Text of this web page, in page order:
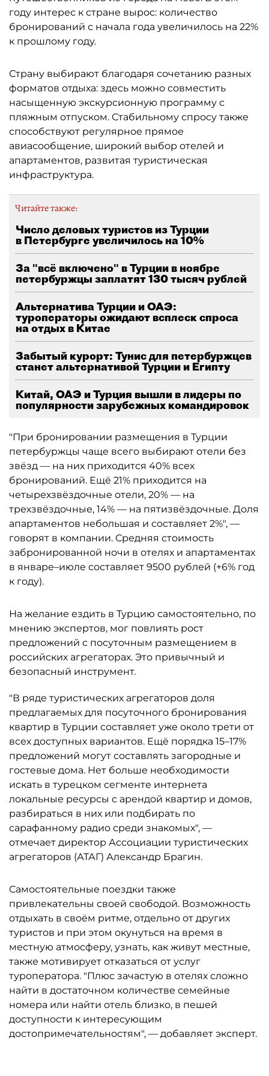
году интерес к стране вырос: количество
бронирований с начала года увеличилось на 22%
к прошлому году.
Страну выбирают благодаря сочетанию разных
форматов отдыха: здесь можно совместить
насыщенную экскурсионную программу с
пляжным отпуском. Стабильному спросу также
способствуют регулярное прямое
авиасообщение, широкий выбор отелей и
апартаментов, развитая туристическая
инфраструктура.
Читайте также:
Число деловых туристов из Турции
в Петербурге увеличилось на 10%
За "всё включено" в Турции в ноябре
петербуржцы заплатят 130 тысяч рублей
Альтернатива Турции и ОАЭ:
туроператоры ожидают всплеск спроса
на отдых в Китае
Забытый курорт: Тунис для петербуржцев
станет альтернативой Турции и Египту
Китай, ОАЭ и Турция вышли в лидеры по
популярности зарубежных командировок
"При бронировании размещения в Турции
петербуржцы чаще всего выбирают отели без
звёзд — на них приходится 40% всех
бронирований. Ещё 21% приходится на
четырехзвёздочные отели, 20% — на
трехзвёздочные, 14% — на пятизвёздочные. Доля
апартаментов небольшая и составляет 2%", —
говорят в компании. Средняя стоимость
забронированной ночи в отелях и апартаментах
в январе–июле составляет 9500 рублей (+6% год
к году).
На желание ездить в Турцию самостоятельно, по
мнению экспертов, мог повлиять рост
предложений с посуточным размещением в
российских агрегаторах. Это привычный и
безопасный инструмент.
"В ряде туристических агрегаторов доля
предлагаемых для посуточного бронирования
квартир в Турции составляет уже около трети от
всех доступных вариантов. Ещё порядка 15–17%
предложений могут составлять загородные и
гостевые дома. Нет больше необходимости
искать в турецком сегменте интернета
локальные ресурсы с арендой квартир и домов,
разбираться в них или подбирать по
сарафанному радио среди знакомых", —
отмечает директор Ассоциации туристических
агрегаторов (АТАГ) Александр Брагин.
Самостоятельные поездки также
привлекательны своей свободой. Возможность
отдыхать в своём ритме, отдельно от других
туристов и при этом окунуться на время в
местную атмосферу, узнать, как живут местные,
также мотивирует отказаться от услуг
туроператора. "Плюс зачастую в отелях сложно
найти в достаточном количестве семейные
номера или найти отель близко, в пешей
доступности к интересующим
достопримечательностям", — добавляет эксперт.